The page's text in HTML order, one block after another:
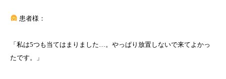
患者様：
「私は5つも当てはまりました…。やっぱり放置しないで来てよかっ
たです。」